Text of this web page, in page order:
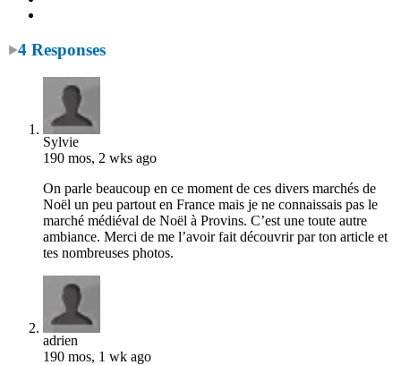
4 Responses
Sylvie
190 mos, 2 wks ago
On parle beaucoup en ce moment de ces divers marchés de
Noël un peu partout en France mais je ne connaissais pas le
marché médiéval de Noël à Provins. C’est une toute autre
ambiance. Merci de me l’avoir fait découvrir par ton article et
tes nombreuses photos.
adrien
190 mos, 1 wk ago